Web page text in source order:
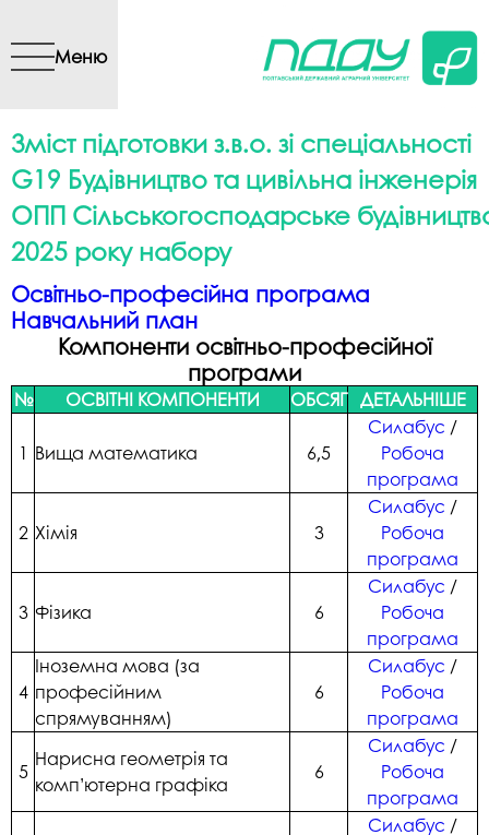
вмісту
Меню
Зміст підготовки з.в.о. зі спеціальності
G19 Будівництво та цивільна інженерія
ОПП Сільськогосподарське
2025 року набору
Освітньо-професійна програма
Навчальний план
Компоненти освітньо-професійної
програми
№ ОСВІТНІ КОМПОНЕНТИ ОБСЯГ ДЕТАЛЬНІШЕ
1 Вища математика 6,5
Силабус /
Робоча
програма
2 Хімія 3
Силабус /
Робоча
програма
3 Фізика 6
Силабус /
Робоча
програма
4
Іноземна мова (за
професійним
спрямуванням)
6
Силабус /
Робоча
програма
5
Нарисна геометрія та
комп’ютерна графіка
6
Силабус /
Робоча
програма
Силабус /